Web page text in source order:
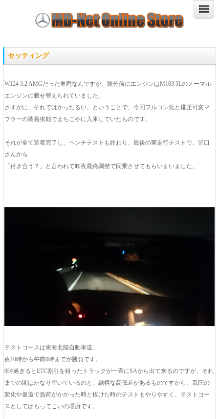
セッティング
W124 3.2 AMGだった車両なんですが、随分前にエンジンはM103 3Lのノーマル
エンジンに載せ替えられていました。
さすがに、それではかったるい、ということで、今回フルコン化と排圧可変マ
フラーの装着依頼でえちごやに入庫していたものです。
それが全て装着完了し、ベンチテストも終わり、最後の実走行テストで、皆口
さんから
「付き合う？」と言われて昨夜最終調整で同乗させてもらいまいました。
テストコースは東海北陸自動車道。
夜10時から午前0時までが勝負です。
0時過ぎるとETC割引を狙ったトラックが一斉にSAから出て来るのですが、それ
までの間はかなり空いているのと、結構な高低差があるものですから、気圧の
変化や坂道で負荷がかかった時と抜けた時のテストもやりやすく、テストコー
スとしてはもってこいの場所です。